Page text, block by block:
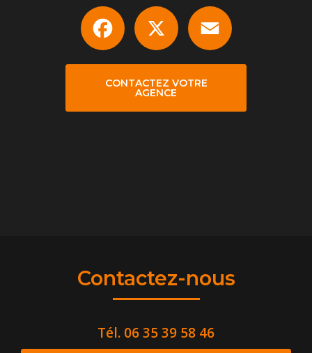
Facebook
CONTACTEZ VOTRE
AGENCE
Contactez-nous
Tél. 06 35 39 58 46